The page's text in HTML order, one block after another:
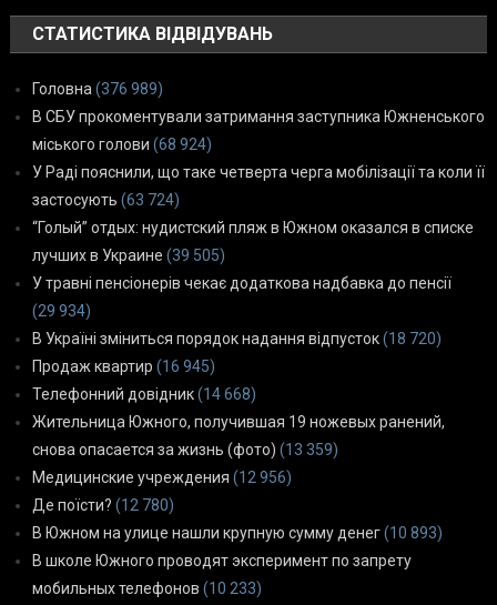
СТАТИСТИКА ВІДВІДУВАНЬ
Головна (376 989)
В СБУ прокоментували затримання заступника Южненського
міського голови (68 924)
У Раді пояснили, що таке четверта черга мобілізації та коли її
застосують (63 724)
“Голый” отдых: нудистский пляж в Южном оказался в списке
лучших в Украине (39 505)
У травні пенсіонерів чекає додаткова надбавка до пенсії
(29 934)
В Україні зміниться порядок надання відпусток(18 720)
Продаж квартир (16 945)
Телефонний довідник(14 668)
Жительница Южного, получившая 19 ножевых ранений,
снова опасается за жизнь (фото) (13 359)
Медицинские учреждения (12 956)
Де поїсти? (12 780)
В Южном на улице нашли крупную сумму денег(10 893)
В школе Южного проводят эксперимент по запрету
мобильных телефонов (10 233)